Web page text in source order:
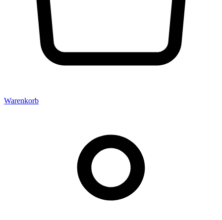
Warenkorb